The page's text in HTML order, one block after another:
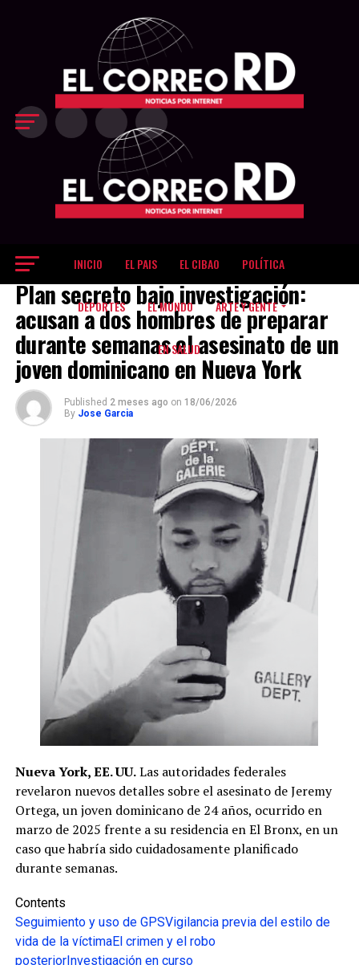
INICIO EL PAIS EL CIBAO POLÍTICA
DEPORTES EL MUNDO ARTE Y GENTE
EN SALUD
NEW YORK
Plan secreto bajo investigación:
acusan a dos hombres de preparar
durante semanas el asesinato de un
joven dominicano en Nueva York
Published 2 meses ago on 18/06/2026
By Jose Garcia
Nueva York, EE. UU.Las autoridades federales
revelaron nuevos detalles sobre el asesinato de Jeremy
Ortega, un joven dominicano de 24 años, ocurrido en
marzo de 2025 frente a su residencia en El Bronx, en un
caso que habría sido cuidadosamente planificado
durante semanas.
Contents
Seguimiento y uso de GPSVigilancia previa del estilo de
vida de la víctimaEl crimen y el robo
posteriorInvestigación en curso
Exit mobile version